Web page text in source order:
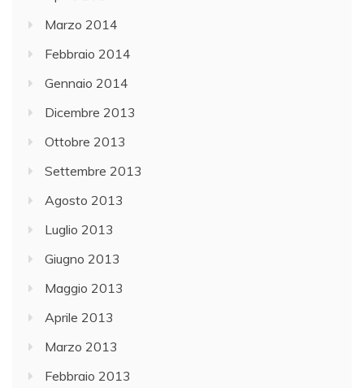
Marzo 2014
Febbraio 2014
Gennaio 2014
Dicembre 2013
Ottobre 2013
Settembre 2013
Agosto 2013
Luglio 2013
Giugno 2013
Maggio 2013
Aprile 2013
Marzo 2013
Febbraio 2013